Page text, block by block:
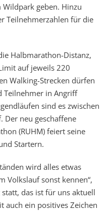
geben. Hinzu
Teilnehmerzahlen für die
Halbmarathon-Distanz,
auf jeweils 220
Walking-Strecken dürfen
Teilnehmer in Angriff
sind es zwischen
Der neu geschaffene
(RUHM) feiert seine
Startern.
wird alles etwas
Volkslauf sonst kennen“,
das ist für uns aktuell
auch ein positives Zeichen